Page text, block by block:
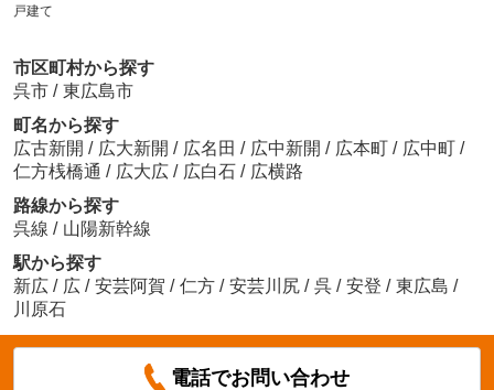
戸建て
市区町村から探す
呉市 / 東広島市
町名から探す
広古新開 / 広大新開 / 広名田 / 広中新開 / 広本町 / 広中町 /
仁方桟橋通 / 広大広 / 広白石 / 広横路
路線から探す
呉線 / 山陽新幹線
駅から探す
新広 / 広 / 安芸阿賀 / 仁方 / 安芸川尻 / 呉 / 安登 / 東広島 /
川原石
電話でお問い合わせ